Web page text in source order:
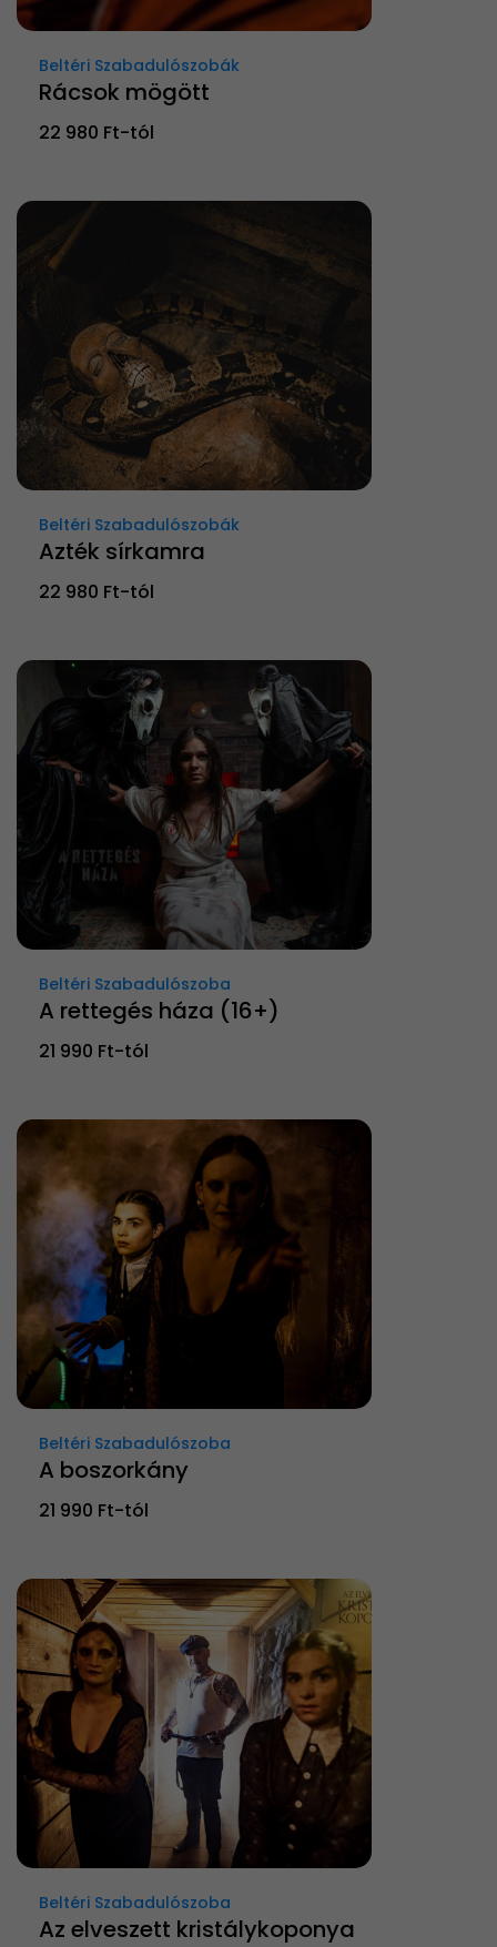
Beltéri Szabadulószobák
Rácsok mögött
22 980 Ft-tól
Beltéri Szabadulószobák
Azték sírkamra
22 980 Ft-tól
Beltéri Szabadulószoba
A rettegés háza (16+)
21 990 Ft-tól
Beltéri Szabadulószoba
A boszorkány
21 990 Ft-tól
Beltéri Szabadulószoba
Az elveszett kristálykoponya